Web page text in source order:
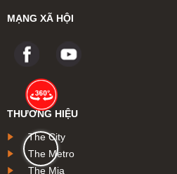
MẠNG XÃ HỘI
THƯƠNG HIỆU
The City
The Metro
The Mia